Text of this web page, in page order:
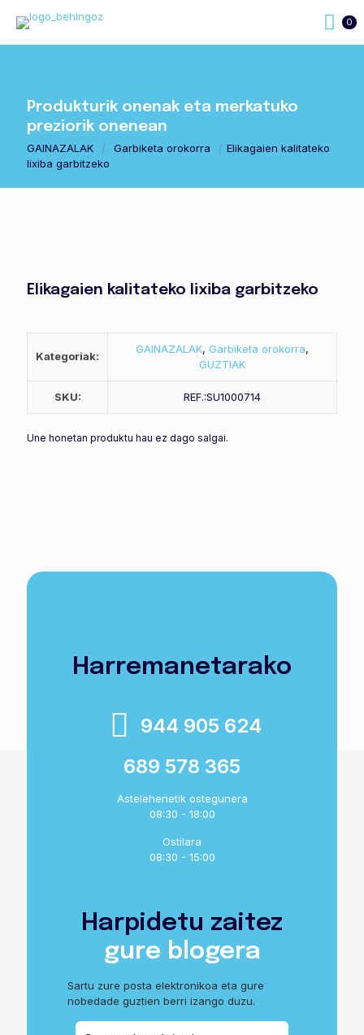
0
Produkturik onenak eta merkatuko
preziorik onenean
GAINAZALAK / Garbiketa orokorra / Elikagaien kalitateko
lixiba garbitzeko
Elikagaien kalitateko lixiba garbitzeko
Kategoriak:
GAINAZALAK, Garbiketa orokorra,
GUZTIAK
SKU: REF.:SU1000714
Une honetan produktu hau ez dago salgai.
Harremanetarako
944 905 624
689 578 365
Astelehenetik ostegunera
08:30 - 18:00
Ostilara
08:30 - 15:00
Harpidetu zaitez
gure blogera
Sartu zure posta elektronikoa eta gure
nobedade guztien berri izango duzu.